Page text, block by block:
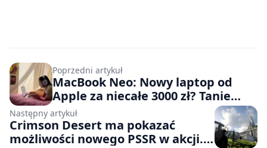
Poprzedni artykuł
MacBook Neo: Nowy laptop od
Apple za niecałe 3000 zł? Tanie
komputery z Windowsem mogą
czuć się zagrożone
Następny artykuł
Crimson Desert ma pokazać
możliwości nowego PSSR w akcji.